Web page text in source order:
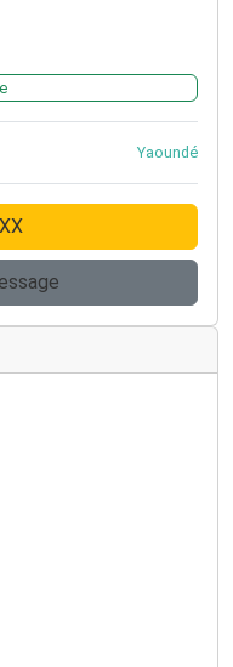
Yaoundé